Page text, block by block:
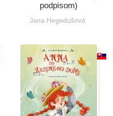
podpisom)
Jana Hegedüšová